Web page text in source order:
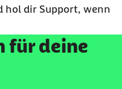
hol dir Support, wenn
für deine